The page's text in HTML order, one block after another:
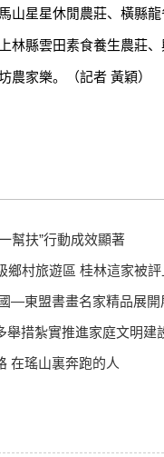
山星星休閒農莊、橫縣
林縣雲田素食養生農莊
農家樂。（記者 黃穎）
幫扶”行動成效顯著
鄉村旅遊區 桂林這家被評
—東盟書畫名家精品展開
舉措紮實推進家庭文明建
在瑤山裏奔跑的人